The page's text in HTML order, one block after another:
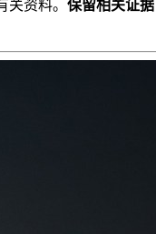
资料。 保留相关证据